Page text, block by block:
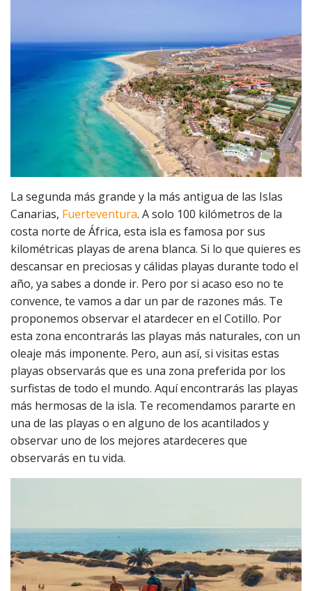
La segunda más grande y la más antigua de las Islas
Canarias, Fuerteventura. A solo 100 kilómetros de la
costa norte de África, esta isla es famosa por sus
kilométricas playas de arena blanca. Si lo que quieres es
descansar en preciosas y cálidas playas durante todo el
año, ya sabes a donde ir. Pero por si acaso eso no te
convence, te vamos a dar un par de razones más. Te
proponemos observar el atardecer en el Cotillo. Por
esta zona encontrarás las playas más naturales, con un
oleaje más imponente. Pero, aun así, si visitas estas
playas observarás que es una zona preferida por los
surfistas de todo el mundo. Aquí encontrarás las playas
más hermosas de la isla. Te recomendamos pararte en
una de las playas o en alguno de los acantilados y
observar uno de los mejores atardeceres que
observarás en tu vida.